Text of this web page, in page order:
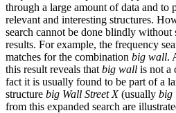
through a large amount of data and
relevant and interesting structures.
search cannot be done blindly
results. For example, the frequency
matches for the combination big wall.
this result reveals that big wall is not a
fact it is usually found to be part of a
structure big Wall Street X(usually big
from this expanded search are